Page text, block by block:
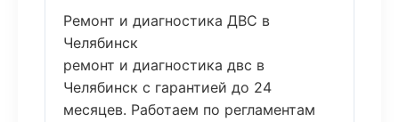
Ремонт и диагностика ДВС в
Челябинск
ремонт и диагностика двс в
Челябинск с гарантией до 24
месяцев. Работаем по регламентам